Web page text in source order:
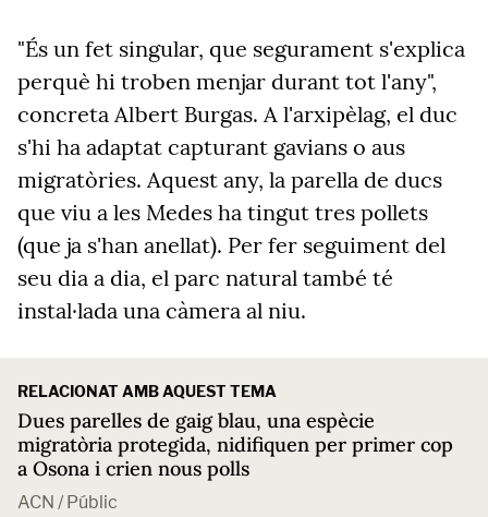
"És un fet singular, que segurament s'explica
perquè hi troben menjar durant tot l'any",
concreta Albert Burgas. A l'arxipèlag, el duc
s'hi ha adaptat capturant gavians o aus
migratòries. Aquest any, la parella de ducs
que viu a les Medes ha tingut tres pollets
(que ja s'han anellat). Per fer seguiment del
seu dia a dia, el parc natural també té
instal·lada una càmera al niu.
RELACIONAT AMB AQUEST TEMA
Dues parelles de gaig blau, una espècie
migratòria protegida, nidifiquen per primer cop
a Osona i crien nous polls
ACN / Públic